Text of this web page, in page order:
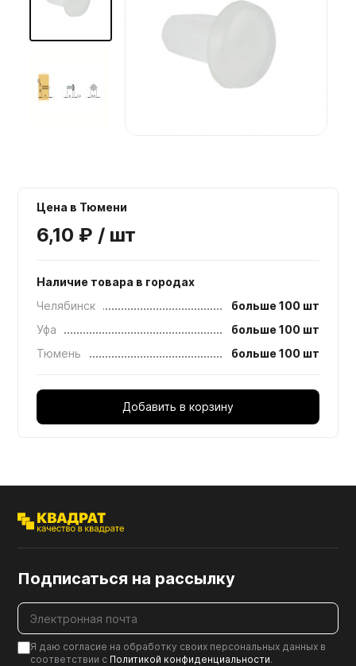
Мебельные образцы, каталоги
Цена в Тюмени
6,10 ₽ / шт
Наличие товара в городах
Челябинск
больше 100 шт
Уфа
больше 100 шт
Тюмень
больше 100 шт
Добавить в корзину
Подписаться на рассылку
Я даю согласие на обработку своих персональных данных в
соответствии с Политикой конфиденциальности.